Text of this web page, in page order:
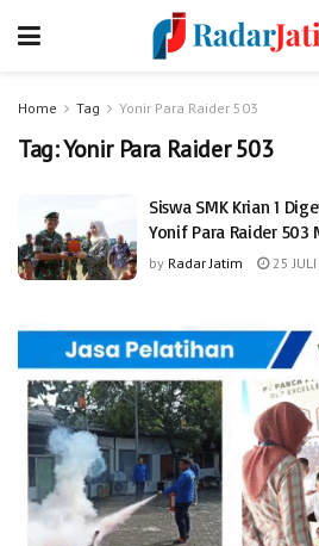
Home Tag Yonir Para Raider 503
Tag:Yonir Para Raider 503
Siswa SMK Krian 1
Yonif Para Raider 503
by Radar Jatim 25